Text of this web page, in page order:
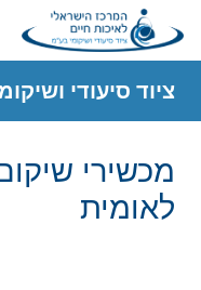
ציוד סיעודי
מכשירי
לאומית